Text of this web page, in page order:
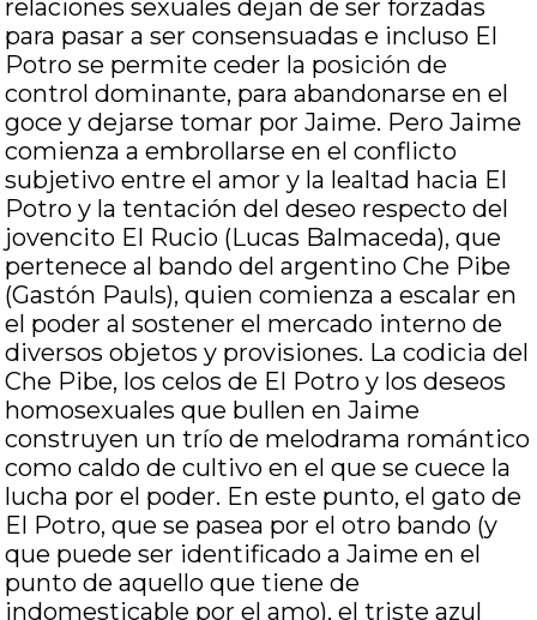
relaciones sexuales dejan de ser forzadas
para pasar a ser consensuadas e incluso El
Potro se permite ceder la posición de
control dominante, para abandonarse en el
goce y dejarse tomar por Jaime. Pero Jaime
comienza a embrollarse en el conflicto
subjetivo entre el amor y la lealtad hacia El
Potro y la tentación del deseo respecto del
jovencito El Rucio (Lucas Balmaceda), que
pertenece al bando del argentino Che Pibe
(Gastón Pauls), quien comienza a escalar en
el poder al sostener el mercado interno de
diversos objetos y provisiones. La codicia del
Che Pibe, los celos de El Potro y los deseos
homosexuales que bullen en Jaime
construyen un trío de melodrama romántico
como caldo de cultivo en el que se cuece la
lucha por el poder. En este punto, el gato de
El Potro, que se pasea por el otro bando (y
que puede ser identificado a Jaime en el
punto de aquello que tiene de
indomesticable por el amo), el triste azul